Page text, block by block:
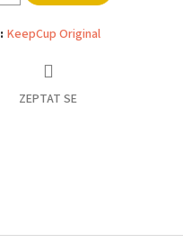
: KeepCup Original
ZEPTAT SE